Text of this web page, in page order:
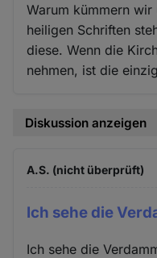
Warum kümmern
heiligen Schriften
diese. Wenn die
nehmen, ist die
Diskussion anzeigen
A.S. (nicht überprüft)
Ich sehe die
Ich sehe die